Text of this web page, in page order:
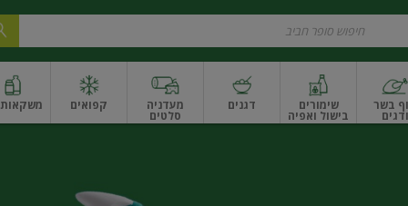
בשר
ודגים
שימורים
בישול ואפיה
דגנים מעדניה
סלטים
ונקניקים
קפואים משקאות
ואגוזיםפירות יבשים ארוזפירות יבשים בתפזורתפיצוחים, אגוזים